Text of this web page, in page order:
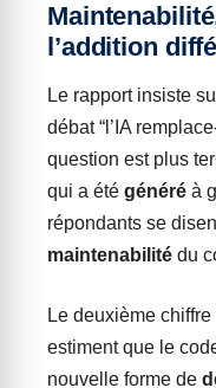
l’addition
Le rapport insiste
débat “l’IA
question est plus
qui a été généré à
répondants se
maintenabilité du
Le deuxième
estiment que le
nouvelle forme de